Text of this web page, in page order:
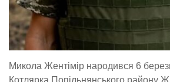
Микола Жентімір народився 6
Котлярка Попільнянського району